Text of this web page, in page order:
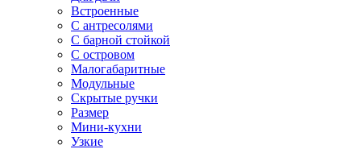
Встроенные
С антресолями
С барной стойкой
С островом
Малогабаритные
Модульные
Скрытые ручки
Размер
Мини-кухни
Узкие